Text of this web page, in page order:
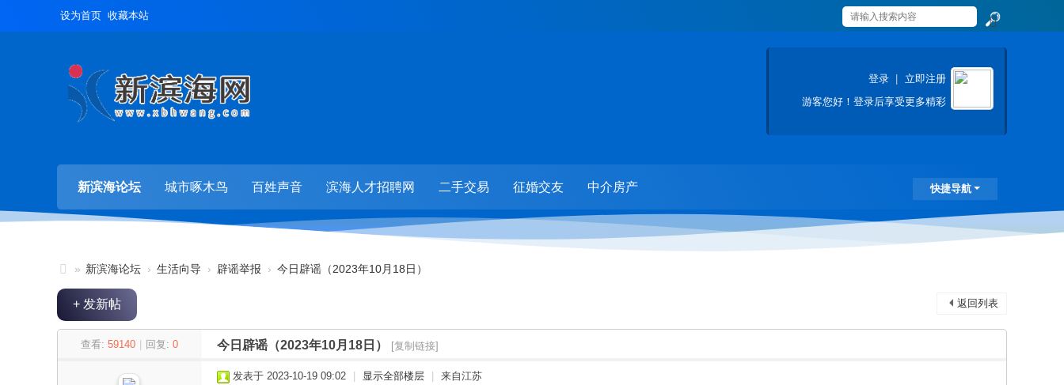
设为首页 收藏本站
索
登录
立即注册
游客您好！登录后享受更多精彩
快捷导航
新滨海论坛 城市啄木鸟 百姓声音 滨海人才招聘网 二手交易 征婚交友 中介房产
新
滨
» 新滨海论坛 › 生活向导 › 辟谣举报 › 今日辟谣（2023年10月18日）
返回列表
+ 发新帖
查看: 59140 回复: 0 今日辟谣（2023年10月18日） [复制链接]
发表于 2023-10-19 09:02 显示全部楼层 来自江苏